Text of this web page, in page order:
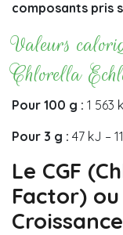
composants pris
Valeurs
Chlorella
Pour 100 g : 1 563
Pour 3 g : 47 kJ –
Le CGF
Factor)
Croissance